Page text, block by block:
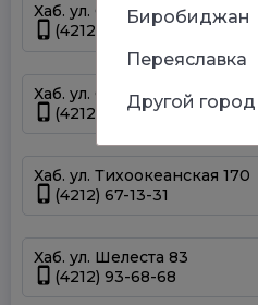
Хаб. ул. Серышева 34
(4212) 47-44-66
Хаб. ул. Суворова 45
(4212) 50-67-37
Хаб. ул. Тихоокеанская 170
(4212) 67-13-31
Хаб. ул. Шелеста 83
(4212) 93-68-68
Биробиджан
Переяславка
Другой город